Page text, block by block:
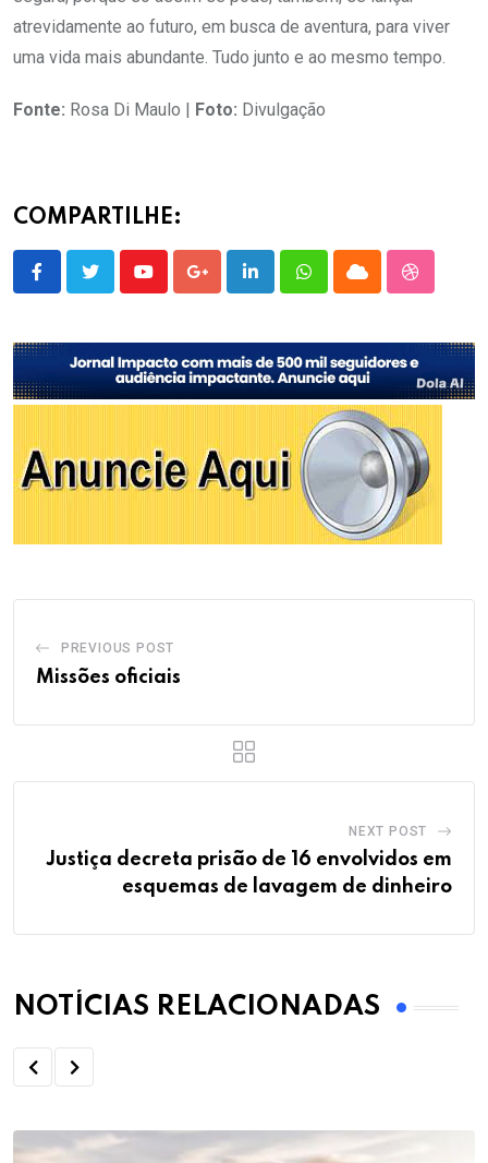
atrevidamente ao futuro, em busca de aventura, para viver
uma vida mais abundante. Tudo junto e ao mesmo tempo.
Fonte: Rosa Di Maulo | Foto: Divulgação
COMPARTILHE:
YoutubeGoogle+LinkedInWhatsappCloud
PREVIOUS POST
Missões oficiais
NEXT POST
Justiça decreta prisão de 16 envolvidos em
esquemas de lavagem de dinheiro
NOTÍCIAS RELACIONADAS